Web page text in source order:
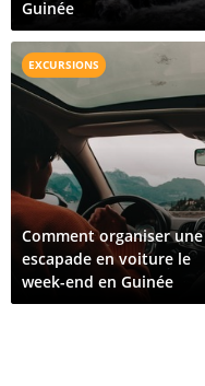
Guinée
EXCURSIONS
Comment organiser une
escapade en voiture le
week-end en Guinée